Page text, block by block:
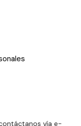
vía e-